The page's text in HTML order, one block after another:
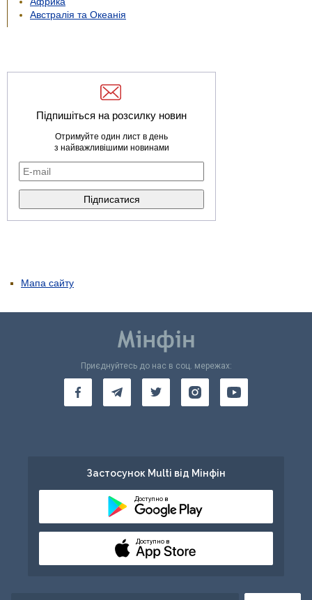
Австралія та Океанія
Підпишіться на розсилку новин
Отримуйте один лист в день
з найважливішими новинами
Мапа сайту
Приєднуйтесь до нас в соц. мережах:
Застосунок Multi від Мінфін
Доступно в
Доступно в